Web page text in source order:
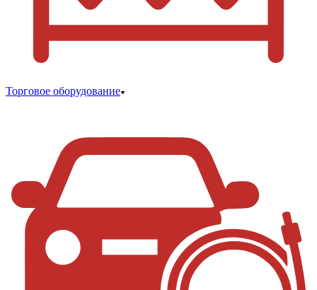
Торговое оборудование